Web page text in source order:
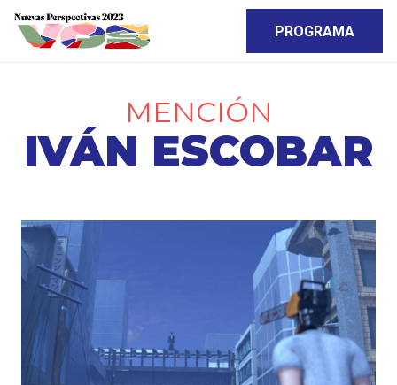
PROGRAMA
MENCIÓN
IVÁN ESCOBAR